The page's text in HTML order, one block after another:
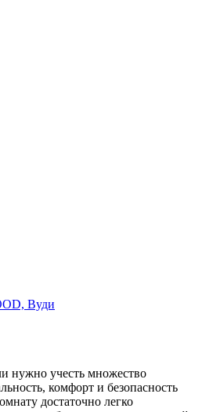
Вуди
нужно учесть множество
комфорт и безопасность
достаточно легко